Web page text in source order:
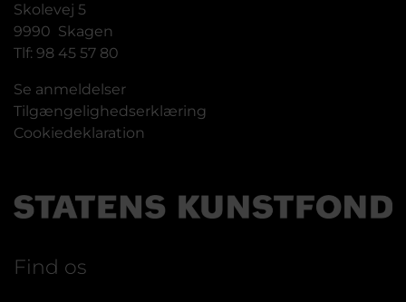
Skolevej 5
9990 Skagen
Tlf: 98 45 57 80
Se anmeldelser
Tilgængelighedserklæring
Cookiedeklaration
Find os